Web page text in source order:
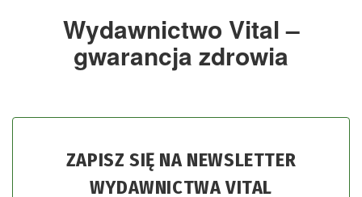
Wydawnictwo Vital –
gwarancja zdrowia
ZAPISZ SIĘ NA NEWSLETTER
WYDAWNICTWA VITAL